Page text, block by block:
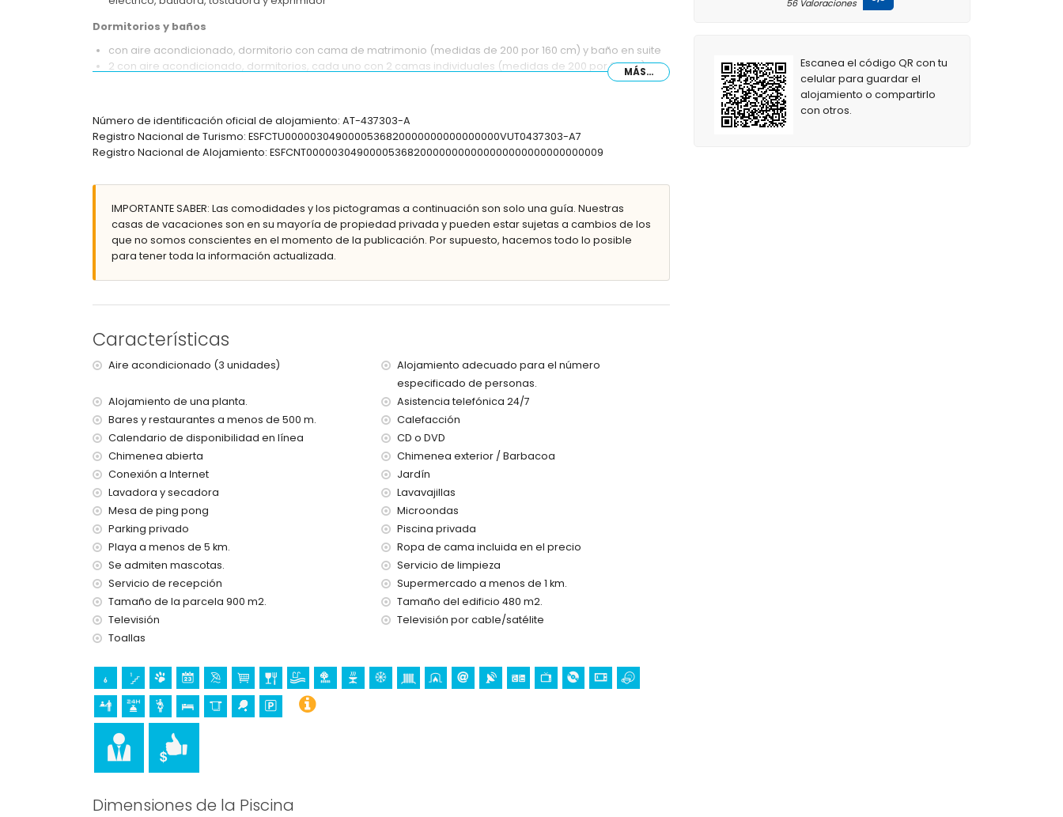
Dormitorios y baños
con aire acondicionado, dormitorio con cama de matrimonio (medidas de 200 por 160 cm) y baño en suite
2 con aire acondicionado, dormitorios, cada uno con 2 camas individuales (medidas de 200 por 90 cm)
Exterior de esta villa de lujo
terreno vallado
piscina privada de 8m x 4m y 2m de profundidad
barbacoa
zona de estar exterior y zona de comedor exterior
2 plazas de aparcamiento privadas
orilla o ribera más cercana: Mediterráneo, Jávea (a menos de 5 kilómetros de la villa)
puerto más cercano: La Marina, Denia (a menos de 10 kilómetros de la villa)
aeropuerto más cercano: Alicante (a menos de 100 kilómetros de la villa)
segundo aeropuerto más cercano: Valencia (> 100 kilómetros)
se permiten mascotas
El alojamiento es muy adecuado para familias con niños
Instalaciones y servicios incluidos en el precio del alquiler de esta villa de lujo
internet (WiFi)
ropa de cama y toallas
servicio de recepción y servicio de emergencia 24 horas
mesa de ping-pong
calefacción central y con aire acondicionado
Instalaciones y servicios con cargo adicional
servicio de limpieza
cama extra y camas/cunas para niños (a petición)
Deportes
MÁS...
Número de identificación oficial de alojamiento: AT-437303-A
Registro Nacional de Turismo: ESFCTU0000030490000536820000000000000000VUT0437303-A7
Registro Nacional de Alojamiento: ESFCNT00000304900005368200000000000000000000000000009
IMPORTANTE SABER: Las comodidades y los pictogramas a continuación son solo una guía. Nuestras
casas de vacaciones son en su mayoría de propiedad privada y pueden estar sujetas a cambios de los
que no somos conscientes en el momento de la publicación. Por supuesto, hacemos todo lo posible
para tener toda la información actualizada.
Características
Aire acondicionado (3 unidades)
Alojamiento adecuado para el número
especificado de personas.
Alojamiento de una planta.
Asistencia telefónica 24/7
Bares y restaurantes a menos de 500 m.
Calefacción
Calendario de disponibilidad en línea
CD o DVD
Chimenea abierta
Chimenea exterior / Barbacoa
Conexión a Internet
Jardín
Lavadora y secadora
Lavavajillas
Mesa de ping pong
Microondas
Parking privado
Piscina privada
Playa a menos de 5 km.
Ropa de cama incluida en el precio
Se admiten mascotas.
Servicio de limpieza
Servicio de recepción
Supermercado a menos de 1 km.
Tamaño de la parcela 900 m2.
Tamaño del edificio 480 m2.
Televisión
Televisión por cable/satélite
Toallas
Dimensiones de la Piscina
56 Valoraciones
Escanea el código QR con tu
celular para guardar el
alojamiento o compartirlo
con otros.